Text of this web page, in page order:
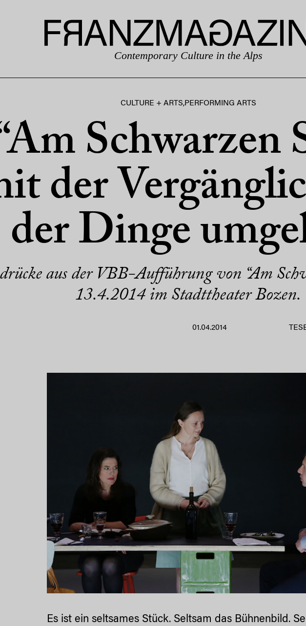
Contemporary Culture in the Alps
CULTURE + ARTS,PERFORMING ARTS
Schwarzen
der
der Dinge
aus der VBB-Aufführung von “Am
13.4.2014 im Stadttheater Bozen.
01.04.2014
Es ist ein seltsames Stück. Seltsam das Bühnenbild.